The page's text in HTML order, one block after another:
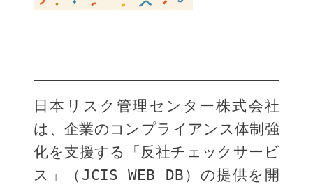
日本リスク管理センター株式会社
は、企業のコンプライアンス体制強
化を支援する「反社チェックサービ
ス」（JCIS WEB DB）の提供を開